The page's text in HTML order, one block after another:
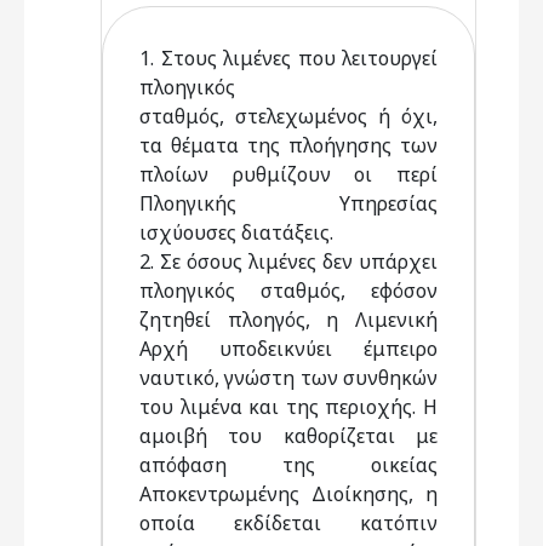
1. Στους λιμένες που λειτουργεί
πλοηγικός
σταθμός, στελεχωμένος ή όχι,
τα θέματα της πλοήγησης των
πλοίων ρυθμίζουν οι περί
Πλοηγικής Υπηρεσίας
ισχύουσες διατάξεις.
2. Σε όσους λιμένες δεν υπάρχει
πλοηγικός σταθμός, εφόσον
ζητηθεί πλοηγός, η Λιμενική
Αρχή υποδεικνύει έμπειρο
ναυτικό, γνώστη των συνθηκών
του λιμένα και της περιοχής. Η
αμοιβή του καθορίζεται με
απόφαση της οικείας
Αποκεντρωμένης Διοίκησης, η
οποία εκδίδεται κατόπιν